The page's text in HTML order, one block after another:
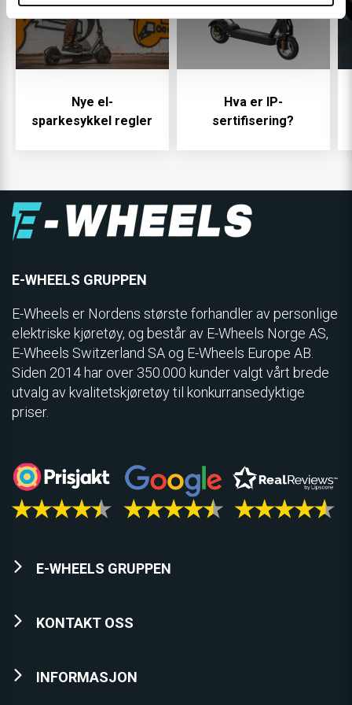
Nye el-
sparkesykkel regler
Hva er IP-
sertifisering?
E-WHEELS GRUPPEN
E-Wheels er Nordens største forhandler av personlige
elektriske kjøretøy, og består av E-Wheels Norge AS,
E­-Wheels Switzerland SA og E-Wheels Europe AB.
Siden 2014 har over 350.000 kunder valgt vårt brede
utvalg av kvalitetskjøretøy til konkurransedyktige
priser.
E-WHEELS GRUPPEN
KONTAKT OSS
INFORMASJON